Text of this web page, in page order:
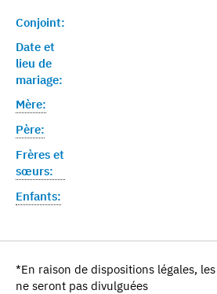
Conjoint:
Date et
lieu de
mariage:
Mère:
Père:
Frères et
sœurs:
Enfants:
*En raison de dispositions légales,
ne seront pas divulguées